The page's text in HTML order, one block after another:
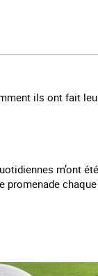
ils ont fait
m’ont
promenade